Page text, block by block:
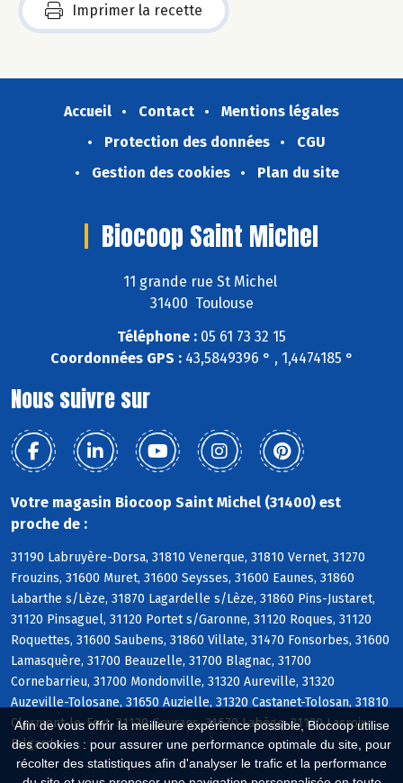
Afin de vous offrir la meilleure expérience possible, Biocoop utilise
des cookies : pour assurer une performance optimale du site, pour
récolter des statistiques afin d'analyser le trafic et la performance
Imprimer la recette
Accueil Contact
Mentions légales
Protection des données
CGU
Gestion des cookies
Plan du site
Biocoop Saint Michel
11 grande rue St Michel
31400 Toulouse
Téléphone : 05 61 73 32 15
Coordonnées GPS :43,5849396 ° , 1,4474185 °
Nous suivre sur
Votre magasin Biocoop Saint Michel (31400) est
proche de :
31190 Labruyère-Dorsa, 31810 Venerque, 31810 Vernet, 31270
Frouzins, 31600 Muret, 31600 Seysses, 31600 Eaunes, 31860
Labarthe s/Lèze, 31870 Lagardelle s/Lèze, 31860 Pins-Justaret,
31120 Pinsaguel, 31120 Portet s/Garonne, 31120 Roques, 31120
Roquettes, 31600 Saubens, 31860 Villate, 31470 Fonsorbes, 31600
Lamasquère, 31700 Beauzelle, 31700 Blagnac, 31700
Cornebarrieu, 31700 Mondonville, 31320 Aureville, 31320
Auzeville-Tolosane, 31650 Auzielle, 31320 Castanet-Tolosan, 31810
Clermont-le-Fort, 31120 Goyrans, 31670 Labège, 31120 Lacroix-
Falgarde